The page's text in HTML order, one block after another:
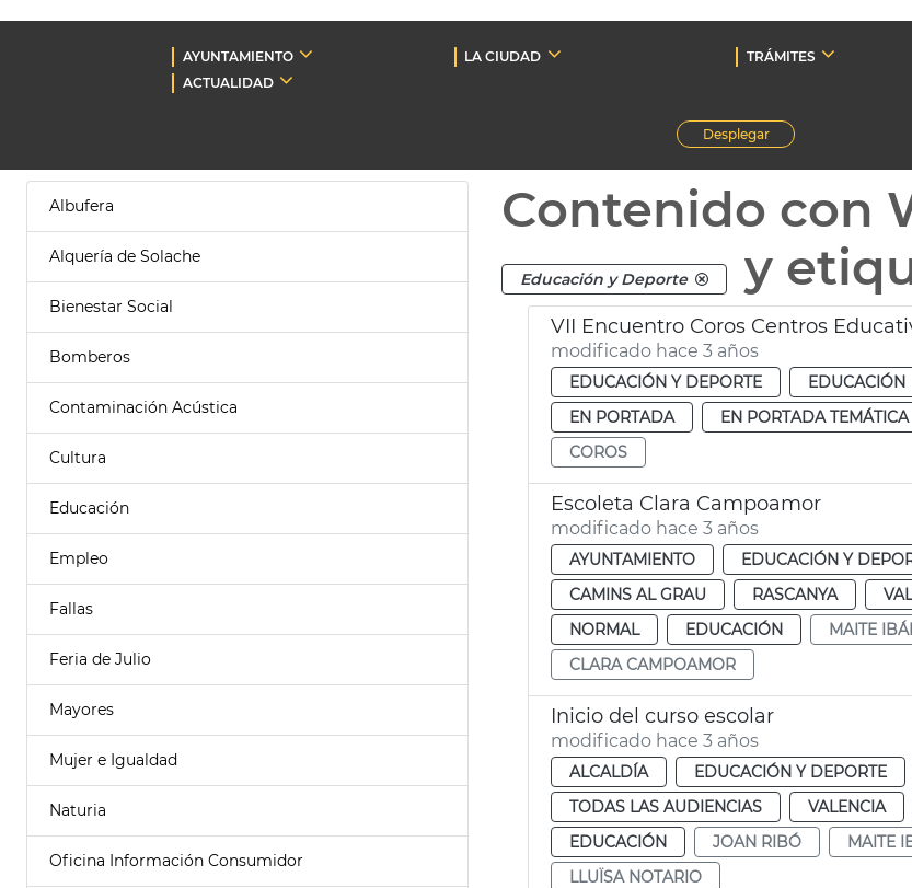
AYUNTAMIENTO LA CIUDAD TRÁMITES
ACTUALIDAD
Desplegar
Albufera
Alquería de Solache
Bienestar Social
Bomberos
Contaminación Acústica
Cultura
Educación
Empleo
Fallas
Feria de Julio
Mayores
Mujer e Igualdad
Naturia
Oficina Información Consumidor
Contenido con
Educación y Deporte y
VII Encuentro Coros Centros
modificado hace 3 años
EDUCACIÓN Y DEPORTE EDUCACIÓN
EN PORTADA
EN PORTADA TEMÁTICA
COROS
Escoleta Clara Campoamor
modificado hace 3 años
AYUNTAMIENTO EDUCACIÓN Y
CAMINS AL GRAU
RASCANYA
NORMAL
EDUCACIÓN MAITE
CLARA CAMPOAMOR
Inicio del curso escolar
modificado hace 3 años
ALCALDÍA EDUCACIÓN Y DEPORTE
TODAS LAS AUDIENCIAS
VALENCIA
EDUCACIÓN
JOAN RIBÓ MAITE
LLUÏSA NOTARIO